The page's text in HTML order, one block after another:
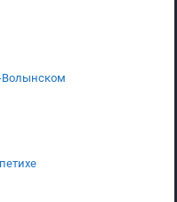
Волынском